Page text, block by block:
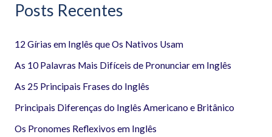
u
s
a
r
Posts Recentes
12 Gírias em Inglês que Os Nativos Usam
As 10 Palavras Mais Difíceis de Pronunciar em Inglês
As 25 Principais Frases do Inglês
Principais Diferenças do Inglês Americano e Britânico
Os Pronomes Reflexivos em Inglês